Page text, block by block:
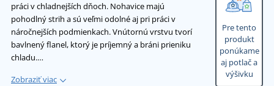
práci v chladnejších dňoch. Nohavice majú
pohodlný strih a sú veľmi odolné aj pri práci v
náročnejších podmienkach. Vnútornú vrstvu tvorí
bavlnený flanel, ktorý je príjemný a bráni prieniku
chladu.…
Zobraziť viac
Pre tento
produkt
ponúkame
aj potlač a
výšivku